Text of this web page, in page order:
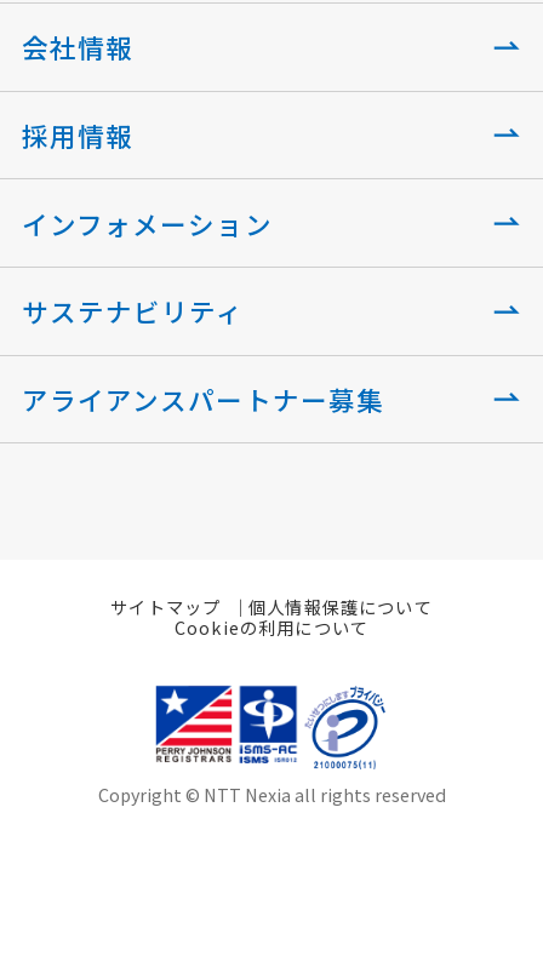
会社情報
採用情報
インフォメーション
サステナビリティ
アライアンスパートナー募集
サイトマップ
個人情報保護について
Cookieの利用について
Copyright © NTT Nexia all rights reserved